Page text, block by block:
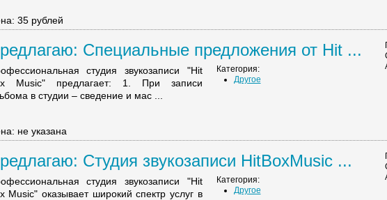
35 рублей
Специальные предложения от Hit ...
студия звукозаписи "Hit
Music" предлагает: 1. При записи
в студии – сведение и мас ...
Категория:
Другое
не указана
Студия звукозаписи HitBoxMusic ...
студия звукозаписи "Hit
Music" оказывает широкий спектр услуг в
Категория:
Другое